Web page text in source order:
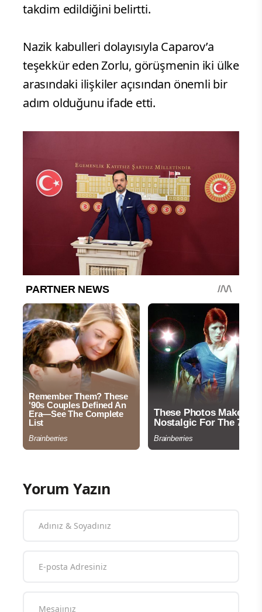
takdim edildiğini belirtti.
Nazik kabulleri dolayısıyla Caparov’a
teşekkür eden Zorlu, görüşmenin iki ülke
arasındaki ilişkiler açısından önemli bir
adım olduğunu ifade etti.
Yorum Yazın